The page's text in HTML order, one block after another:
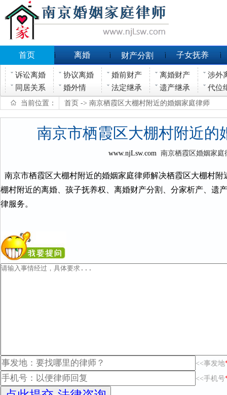
首页 离婚 财产分割 子女抚养
诉讼离婚 协议离婚 婚前财产 离婚财产
涉外
同居关系
婚外情 法定继承 遗产继承 代位
当前位置： 首页 -> 南京栖霞区大棚村附近的婚姻家庭律师
南京市栖霞区大棚村附近的
www.njLsw.com南京栖霞区婚姻家庭
南京市栖霞区大棚村附近的婚姻家庭律师解决栖霞区大棚村
棚村附近的离婚、孩子抚养权、离婚财产分割、分家析产、遗
律服务。
<<事发地
<<手机号